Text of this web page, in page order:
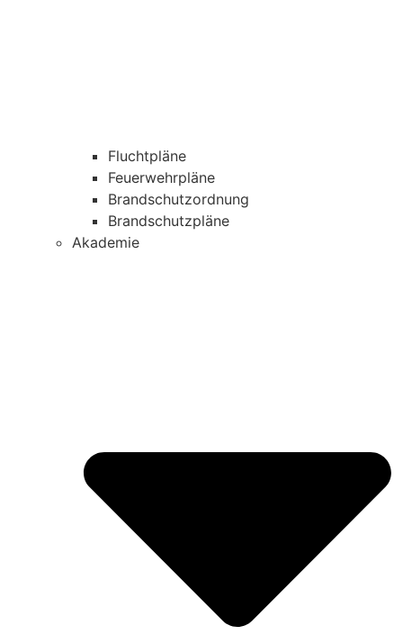
Fluchtpläne
Feuerwehrpläne
Brandschutzordnung
Brandschutzpläne
Akademie